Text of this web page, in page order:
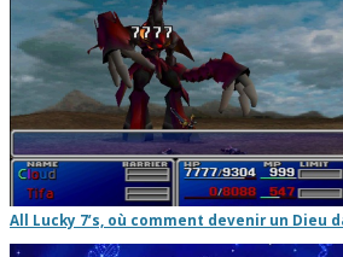
All Lucky 7’s, où comment devenir un Dieu